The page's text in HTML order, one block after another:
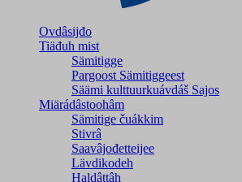
Ovdâsijđo
Tiäđuh mist
Sämitigge
Pargoost Sämitiggeest
Säämi kulttuurkuávdáš Sajos
Miärádâstoohâm
Sämitige čuákkim
Stivrâ
Saavâjođetteijee
Lävdikodeh
Haldâttâh